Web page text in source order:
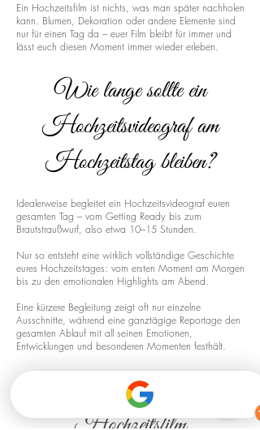
Ein Hochzeitsfilm ist nichts, was man später nachholen
kann. Blumen, Dekoration oder andere Elemente sind
nur für einen Tag da – euer Film bleibt für immer und
lässt euch diesen Moment immer wieder erleben.
Wie lange sollte ein
Hochzeitsvideograf am
Hochzeitstag bleiben?
Idealerweise begleitet ein Hochzeitsvideograf euren
gesamten Tag – vom Getting Ready bis zum
Brautstraußwurf, also etwa 10–15 Stunden.
Nur so entsteht eine wirklich vollständige Geschichte
eures Hochzeitstages: vom ersten Moment am Morgen
bis zu den emotionalen Highlights am Abend.
Eine kürzere Begleitung zeigt oft nur einzelne
Ausschnitte, während eine ganztägige Reportage den
gesamten Ablauf mit all seinen Emotionen,
Entwicklungen und besonderen Momenten festhält.
Drohnenaufnahmen für euren